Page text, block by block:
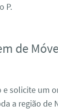
P.
de
e solicite um
a região de